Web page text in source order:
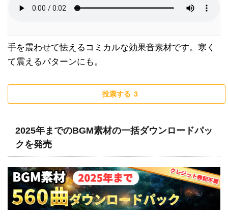
手を震わせて怯えるコミカルな効果音素材です。寒く
て震えるパターンにも。
投票する 3
2025年までのBGM素材の一括ダウンロードパッ
クを発売